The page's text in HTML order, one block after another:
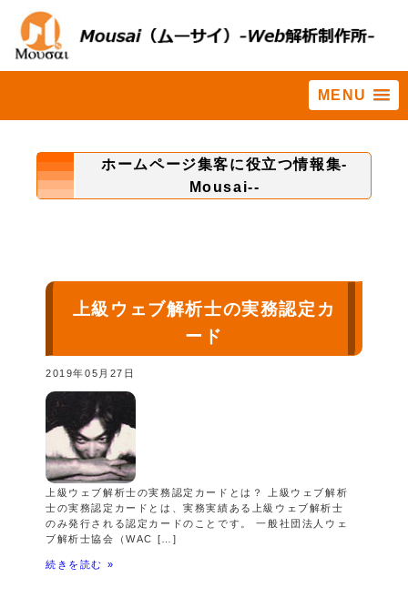
MENU
ホームページ集客に役立つ情報集-
Mousai--
上級ウェブ解析士の実務認定カ
ード
2019年05月27日
上級ウェブ解析士の実務認定カードとは？ 上級ウェブ解析
士の実務認定カードとは、実務実績ある上級ウェブ解析士
のみ発行される認定カードのことです。 一般社団法人ウェ
ブ解析士協会（WAC […]
続きを読む »